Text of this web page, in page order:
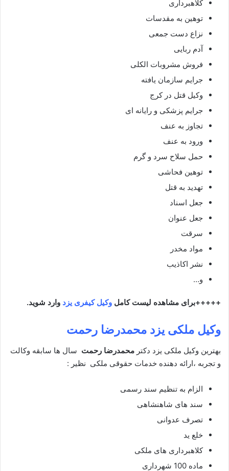
کلاهبرداری
توهین به مقدسات
نزاع دست جمعی
آدم ربایی
فروش مشروبات الکلی
جرایم سازمان یافته
وکیل قتل در کرج
جرایم پزشکی و رایانه ای
تجاوز به عنف
ورود به عنف
حمل سلاح سرد و گرم
توهین فحاشی
تهدید به قتل
جعل اسناد
جعل عنوان
سرقت
مواد مخدر
نشر اکاذیب
و…
+++++برای مشاهده لیست کامل وکیل کیفری یزد وارد شوید.
وکیل ملکی یزد محمدرضا رحمت
بهترین وکیل ملکی یزد دکتر محمدرضا رحمت سال ها سابقه وکالت
و تجربه ،ارائه دهنده خدمات حقوقی ملکی نظیر :
الزام به تنظیم سند رسمی
سند های شاهنشاهی
تصرف عدوانی
خلع ید
کلاهبرداری های ملکی
ماده 100 شهرداری